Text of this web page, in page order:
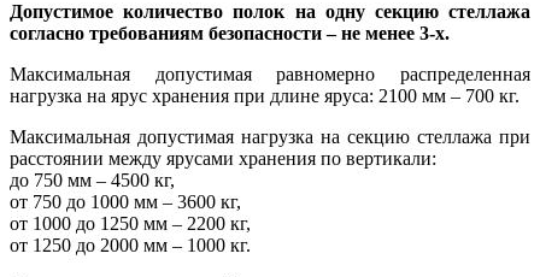
Допустимое количество полок на одну секцию стеллажа
согласно требованиям безопасности – не менее 3-х.
Максимальная допустимая равномерно распределенная
нагрузка на ярус хранения при длине яруса: 2100 мм – 700 кг.
Максимальная допустимая нагрузка на секцию стеллажа при
расстоянии между ярусами хранения по вертикали:
до 750 мм – 4500 кг,
от 750 до 1000 мм – 3600 кг,
от 1000 до 1250 мм – 2200 кг,
от 1250 до 2000 мм – 1000 кг.